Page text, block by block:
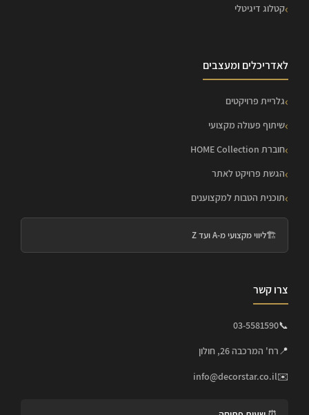
קטלוג דיגיטלי
לאדריכלים ומעצבים
גלריית פרויקטים
שיתוף פעולה מקצועי
חוברת HOME Collection
הגשת פרויקט לאתר
תוכנית הטבות למקצוענים
🏗️ליווי מקצועי מ-A ועד Z
צרו קשר
📞
03-5581590
📍רח' המרכבה 26, חולון
✉️
info@decorstar.co.il